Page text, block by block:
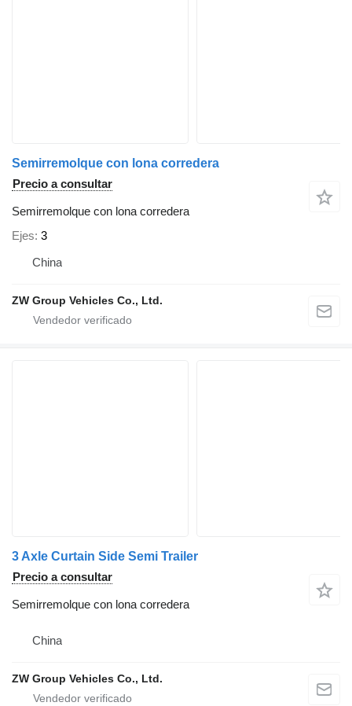
Semirremolque con lona corredera
Precio a consultar
Semirremolque con lona corredera
Ejes 3
China
ZW Group Vehicles Co., Ltd.
3 Axle Curtain Side Semi Trailer
Precio a consultar
Semirremolque con lona corredera
China
ZW Group Vehicles Co., Ltd.